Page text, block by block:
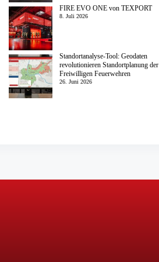
FIRE EVO ONE von TEXPORT
8. Juli 2026
Standortanalyse-Tool: Geodaten
revolutionieren Standortplanung der
Freiwilligen Feuerwehren
26. Juni 2026